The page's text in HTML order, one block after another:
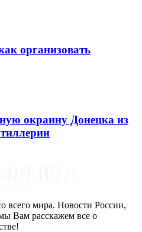
организовать
окраину Донецка из
всего мира. Новости России,
Вам расскажем все о